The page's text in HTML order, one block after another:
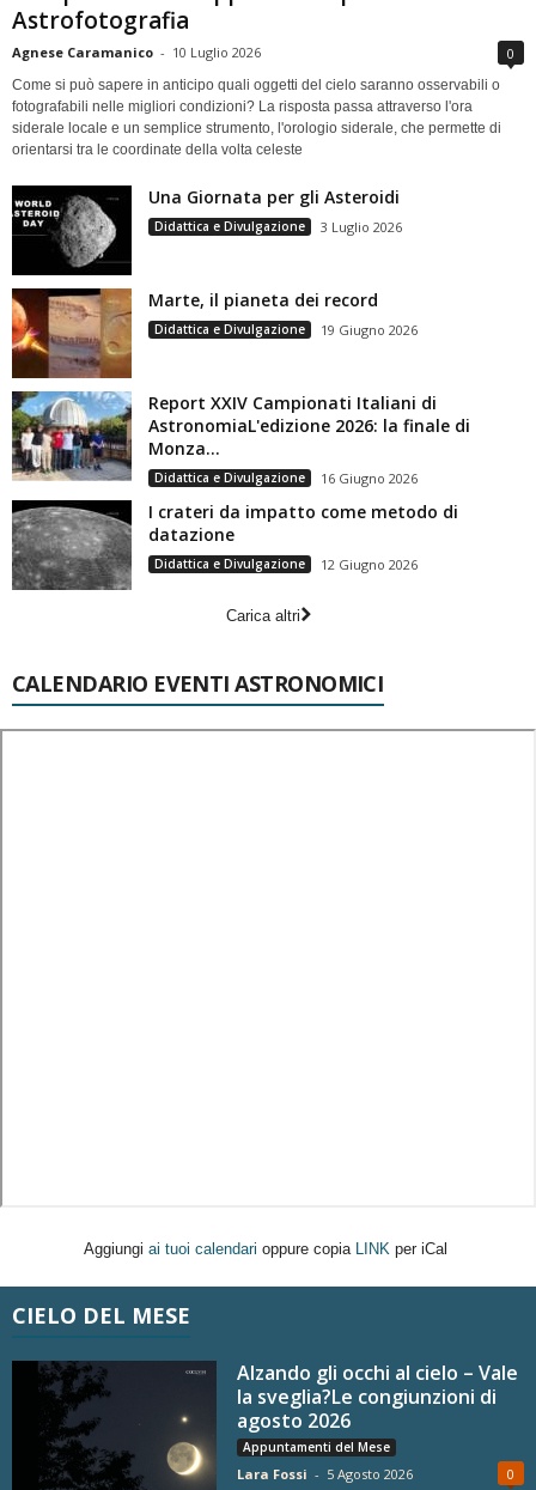
Astrofotografia
Agnese Caramanico - 10 Luglio 2026 0
Come si può sapere in anticipo quali oggetti del cielo saranno osservabili o
fotografabili nelle migliori condizioni? La risposta passa attraverso l'ora
siderale locale e un semplice strumento, l'orologio siderale, che permette di
orientarsi tra le coordinate della volta celeste
Una Giornata per gli Asteroidi
Didattica e Divulgazione 3 Luglio 2026
Marte, il pianeta dei record
Didattica e Divulgazione 19 Giugno 2026
Report XXIV Campionati Italiani di
AstronomiaL'edizione 2026: la finale di
Monza...
Didattica e Divulgazione 16 Giugno 2026
I crateri da impatto come metodo di
datazione
Didattica e Divulgazione 12 Giugno 2026
Carica altri
CALENDARIO EVENTI ASTRONOMICI
Aggiungi ai tuoi calendari oppure copia LINK per iCal
CIELO DEL MESE
Alzando gli occhi al cielo – Vale
la sveglia?Le congiunzioni di
agosto 2026
Appuntamenti del Mese
Lara Fossi - 5 Agosto 2026 0